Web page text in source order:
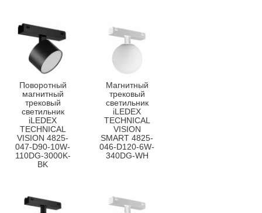
Поворотный
магнитный
трековый
светильник
iLEDEX
TECHNICAL
VISION 4825-
047-D90-10W-
110DG-3000K-
BK
Магнитный
трековый
светильник
iLEDEX
TECHNICAL
VISION
SMART 4825-
046-D120-6W-
340DG-WH